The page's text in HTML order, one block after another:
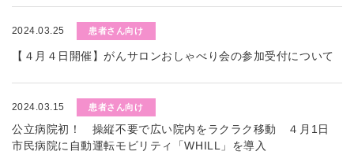
2024.03.25 患者さん向け
【４月４日開催】がんサロンおしゃべり会の参加受付について
2024.03.15 患者さん向け
公立病院初！ 操縦不要で広い院内をラクラク移動 ４月1日
市民病院に自動運転モビリティ「WHILL」を導入